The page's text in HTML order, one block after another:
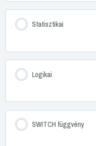
Statisztikai
Logikai
SWITCH függvény